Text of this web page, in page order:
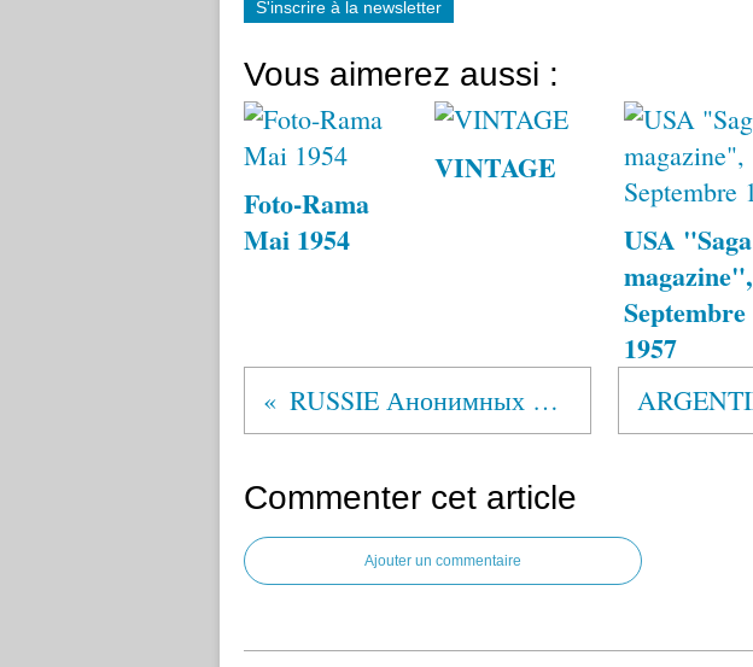
S'inscrire à la newsletter
Vous aimerez aussi :
Foto-Rama
Mai 1954
VINTAGE
USA "Saga
magazine",
Septembre
1957
RUSSIE Анонимных Алкоголиков
Commenter cet article
Ajouter un commentaire